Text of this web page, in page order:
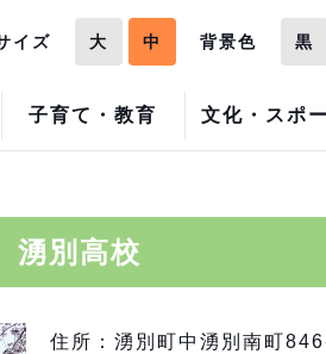
子育て・教育 文化・スポ
イズ 大 中 背景色 黒
湧別高校
住所：湧別町中湧別南町